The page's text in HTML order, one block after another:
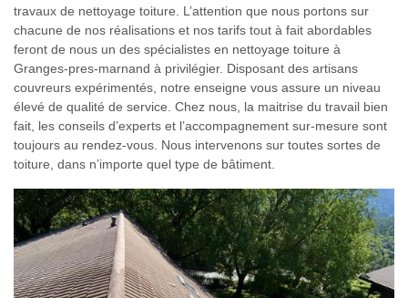
travaux de nettoyage toiture. L’attention que nous portons sur
chacune de nos réalisations et nos tarifs tout à fait abordables
feront de nous un des spécialistes en nettoyage toiture à
Granges-pres-marnand à privilégier. Disposant des artisans
couvreurs expérimentés, notre enseigne vous assure un niveau
élevé de qualité de service. Chez nous, la maitrise du travail bien
fait, les conseils d’experts et l’accompagnement sur-mesure sont
toujours au rendez-vous. Nous intervenons sur toutes sortes de
toiture, dans n’importe quel type de bâtiment.